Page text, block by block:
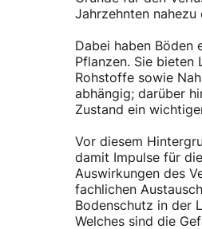
Jahrzehnten
Dabei haben Böden
Pflanzen. Sie bieten
Rohstoffe sowie
abhängig; darüber
Zustand ein
Vor diesem
damit Impulse für
Auswirkungen des
fachlichen
Bodenschutz in der
Welches sind die